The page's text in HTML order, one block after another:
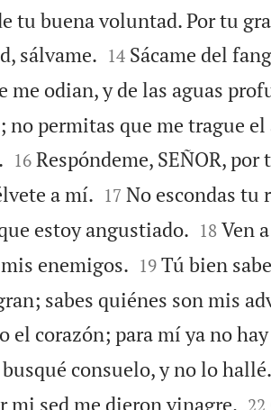
tu buena voluntad. Por tu
sálvame.
14 Sácame del
me odian, y de las aguas
no permitas que me trague

16 Respóndeme, SEÑOR,
a mí.
17 No escondas tu
estoy angustiado.
18 Ven
enemigos.
19 Tú bien
sabes quiénes son mis
el corazón; para mí ya no
consuelo, y no lo hallé.
mi sed me dieron vinagre.
22